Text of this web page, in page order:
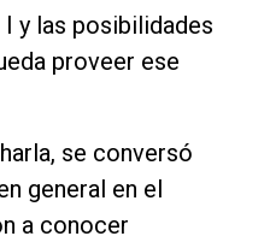
y las posibilidades
proveer ese
se conversó
general en el
a conocer